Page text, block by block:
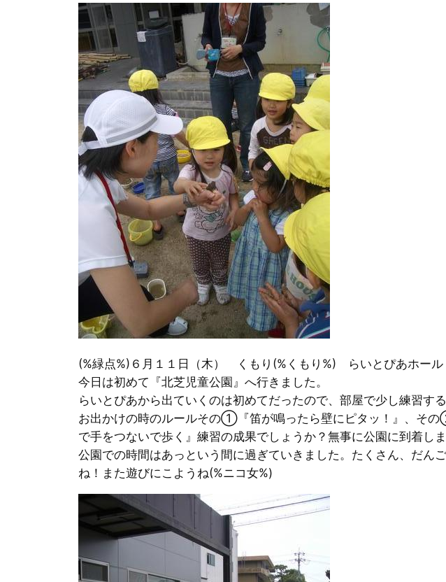
(%緑点%)６月１１日（木） くもり(%くもり%) らいとぴあホー
今日は初めて『北芝児童公園』へ行きました。
らいとぴあから出ていくのは初めてだったので、部屋で少し練習する
お出かけの時のルールその①『笛が鳴ったら壁にピタッ！』、そ
で手をつないで歩く』練習の成果でしょうか？無事に公園に到着しま
公園での時間はあっという間に過ぎていきました。たくさん、だん
ね！また遊びにこようね(%ニコ女%)